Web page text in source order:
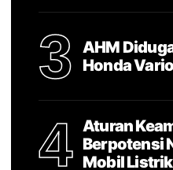
3
AHM
Honda
4
Aturan
Berpotensi
Mobil